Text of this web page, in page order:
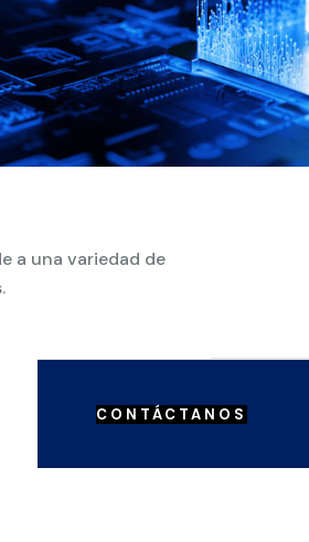
a una variedad de
CONTÁCTANOS